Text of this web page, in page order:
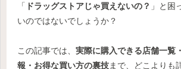
「 ドラッグストアじゃ買えないの？ 」と困
いのではないでしょうか？
この記事では、 実際に購入できる店舗一覧
報・お得な買い方の裏技まで、どこよりも